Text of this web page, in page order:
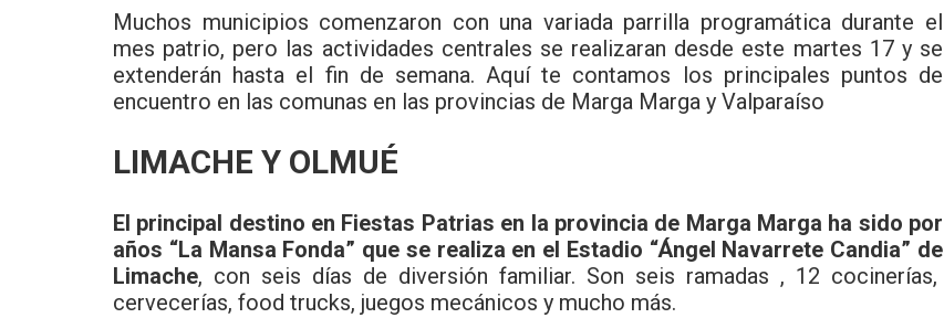
Muchos municipios comenzaron con una variada parrilla programática durante el
mes patrio, pero las actividades centrales se realizaran desde este martes 17 y se
extenderán hasta el fin de semana. Aquí te contamos los principales puntos de
encuentro en las comunas en las provincias de Marga Marga y Valparaíso
LIMACHE Y OLMUÉ
El principal destino en Fiestas Patrias en la provincia de Marga Marga ha sido por
años “La Mansa Fonda” que se realiza en el Estadio “Ángel Navarrete Candia” de
Limache, con seis días de diversión familiar. Son seis ramadas , 12 cocinerías,
cervecerías, food trucks, juegos mecánicos y mucho más.